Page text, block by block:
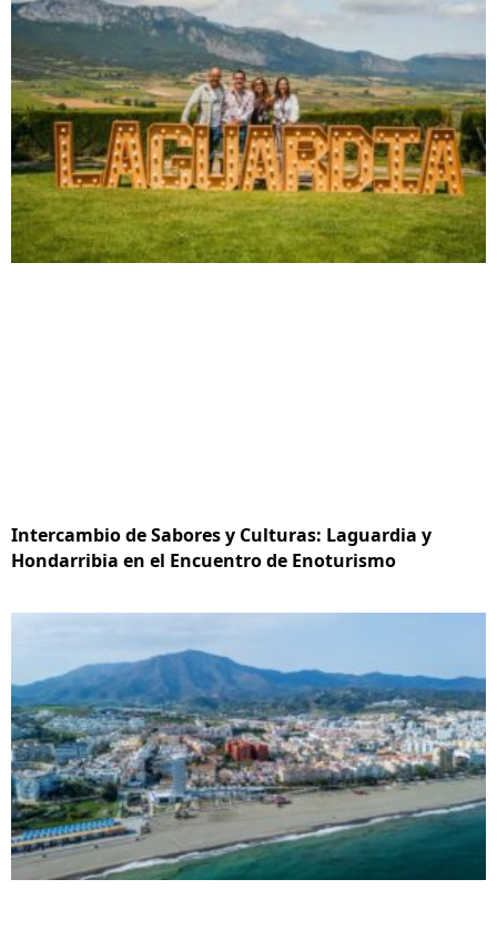
Intercambio de Sabores y Culturas: Laguardia y
Hondarribia en el Encuentro de Enoturismo